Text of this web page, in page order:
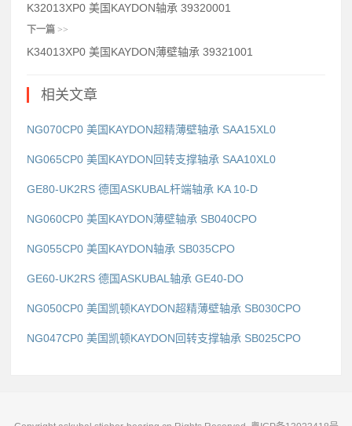
K32013XP0 美国KAYDON轴承 39320001
下一篇 >>
K34013XP0 美国KAYDON薄壁轴承 39321001
相关文章
NG070CP0 美国KAYDON超精薄壁轴承 SAA15XL0
NG065CP0 美国KAYDON回转支撑轴承 SAA10XL0
GE80-UK2RS 德国ASKUBAL杆端轴承 KA 10-D
NG060CP0 美国KAYDON薄壁轴承 SB040CPO
NG055CP0 美国KAYDON轴承 SB035CPO
GE60-UK2RS 德国ASKUBAL轴承 GE40-DO
NG050CP0 美国凯顿KAYDON超精薄壁轴承 SB030CPO
NG047CP0 美国凯顿KAYDON回转支撑轴承 SB025CPO